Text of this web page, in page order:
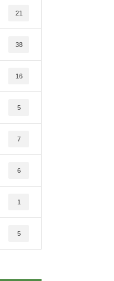
21
38
16
5
7
6
1
5